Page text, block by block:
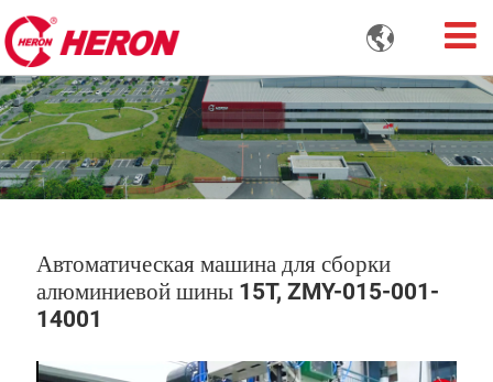

Автоматическая машина для сборки
алюминиевой шины 15T, ZMY-015-001-
14001